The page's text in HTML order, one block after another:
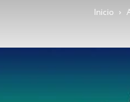
Inicio